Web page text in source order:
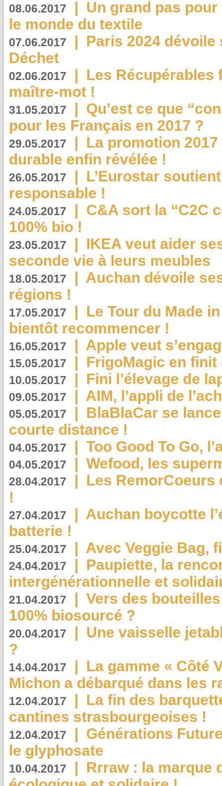
08.06.2017 | Un grand pas
le monde du textile
07.06.2017 | Paris 2024
Déchet
02.06.2017 | Les Récupérables
maître-mot !
31.05.2017 | Qu’est ce que
pour les Français en 2017 ?
29.05.2017 | La promotion
durable enfin révélée !
26.05.2017 | L’Eurostar
responsable !
24.05.2017 | C&A sort la “C2C
100% bio !
23.05.2017 | IKEA veut aider
seconde vie à leurs meubles
18.05.2017 | Auchan dévoile
régions !
17.05.2017 | Le Tour du Made
bientôt recommencer !
16.05.2017 | Apple veut
15.05.2017 | FrigoMagic en
10.05.2017 | Fini l’élevage de
09.05.2017 | AIM, l’appli de
05.05.2017 | BlaBlaCar se
courte distance !
04.05.2017 | Too Good To Go,
04.05.2017 | Wefood, les
28.04.2017 | Les RemorCoeurs
!
27.04.2017 | Auchan boycotte
batterie !
25.04.2017 | Avec Veggie Bag,
24.04.2017 | Paupiette, la
intergénérationnelle et
21.04.2017 | Vers des
100% biosourcé ?
20.04.2017 | Une vaisselle
?
14.04.2017 | La gamme « Côté
Michon a débarqué dans les
12.04.2017 | La fin des
cantines strasbourgeoises !
12.04.2017 | Générations
le glyphosate
10.04.2017 | Rrraw : la marque